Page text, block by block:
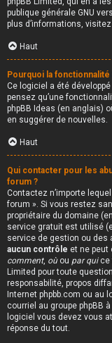
publique générale GNU
plus d’informations, visitez
Haut
Pourquoi la fonctionnalité
Ce logiciel a été
pensez qu’une
phpBB Ideas (en anglais)
en suggérer de nouvelles.
Haut
Qui contacter pour les
forum ?
Contactez n’importe
forum ». Si vous restez
propriétaire du domaine
service gratuit est utilisé
service de gestion ou des
aucun contrôle et ne peut
comment, oùou par quice
Limited pour toute
responsabilité, propos
Internet phpbb.com ou au
courriel au groupe phpBB
logiciel vous devez vous
réponse du tout.